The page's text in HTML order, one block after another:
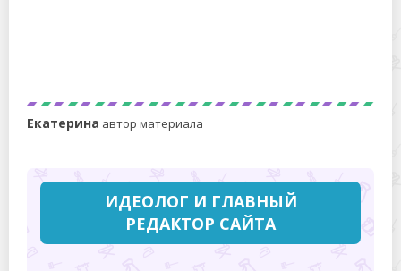
Екатерина автор материала
ИДЕОЛОГ И ГЛАВНЫЙ
РЕДАКТОР САЙТА